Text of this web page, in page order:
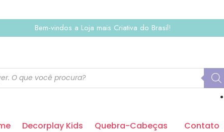
Bem-vindos a Loja mais Criativa do Brasil!
Decorplay Kids Quebra-Cabeças Contato